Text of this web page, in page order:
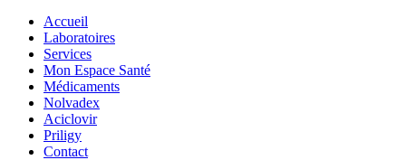
Accueil
Laboratoires
Services
Mon Espace Santé
Médicaments
Nolvadex
Aciclovir
Priligy
Contact